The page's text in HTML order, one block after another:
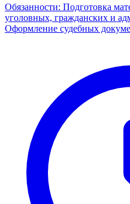
Обязанности: Подготовка
уголовных, гражданских и
Оформление судебных